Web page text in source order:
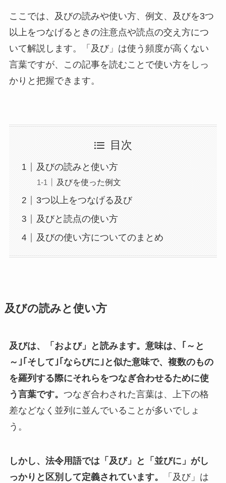
ここでは、及びの読みや使い方、例文、及びを3つ
以上をつなげるときの注意点や読点の交え方につ
いて解説します。「及び」は使う頻度が高くない
言葉ですが、この記事を読むことで使い方をしっ
かりと把握できます。
目次
及びの読みと使い方
及びを使った例文
3つ以上をつなげる及び
及びと読点の使い方
及びの使い方についてのまとめ
及びの読みと使い方
及びは、「および」と読みます。意味は、｢～と
～｣｢そして｣｢ならびに｣と似た意味で、複数のもの
を羅列する際にそれらをつなぎ合わせるために使
う言葉です。 つなぎ合わされた言葉は、上下の格
差などなく並列に並んでいることが多いでしょ
う。
しかし、法令用語では「及び」と「並びに」がし
っかりと区別して定義されています。
「及び」は